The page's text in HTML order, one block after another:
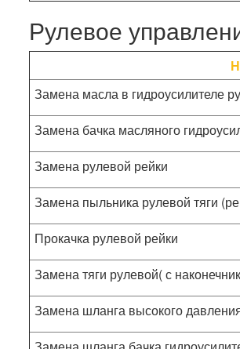
Рулевое
Замена масла в гидроусилителе
Замена бачка масляного
Замена рулевой рейки
Замена пыльника рулевой тяги
Прокачка рулевой рейки
Замена тяги рулевой( с
Замена шланга высокого